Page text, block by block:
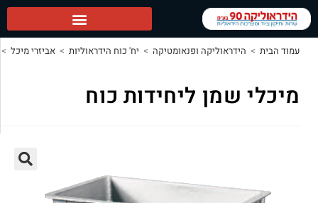
ופנאומטיקה > יח' כוח הידראוליות > אביזרי מיכל > מיכלי שמן ליחידות כוח
ליחידות כוח